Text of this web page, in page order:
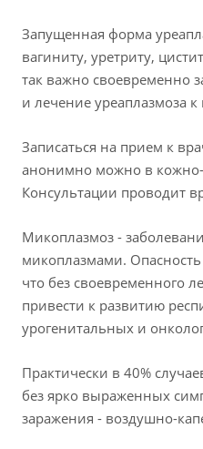
Запущенная форма
вагиниту, уретриту,
так важно своевременно
и лечение уреаплазмоза к
Записаться на прием к
анонимно можно в кожно-
Консультации проводит
Микоплазмоз -
микоплазмами. Опасность
что без своевременного
привести к развитию
урогенитальных и
Практически в 40%
без ярко выраженных
заражения - воздушно-